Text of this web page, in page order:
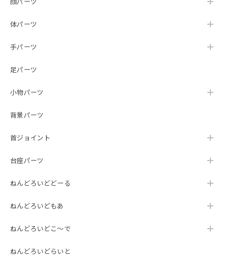
顔パーツ
体パーツ
手パーツ
足パーツ
小物パーツ
背景パーツ
首ジョイント
台座パーツ
ねんどろいどどーる
ねんどろいどもあ
ねんどろいどこ～で
ねんどろいどらいと